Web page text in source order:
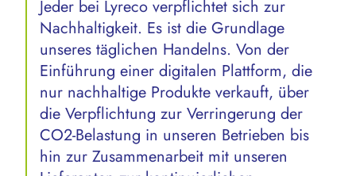
Jeder bei Lyreco verpflichtet sich zur
Nachhaltigkeit. Es ist die Grundlage
unseres täglichen Handelns. Von der
Einführung einer digitalen Plattform, die
nur nachhaltige Produkte verkauft, über
die Verpflichtung zur Verringerung der
CO2-Belastung in unseren Betrieben bis
hin zur Zusammenarbeit mit unseren